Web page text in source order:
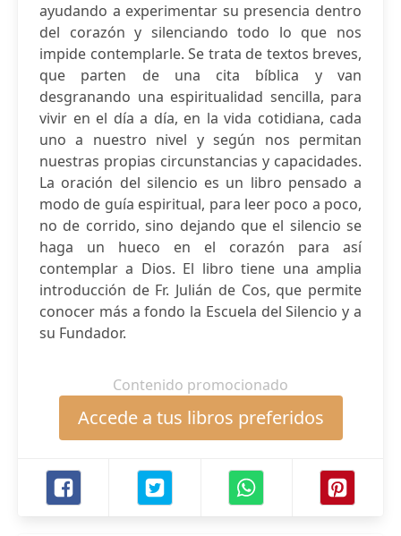
ayudando a experimentar su presencia dentro
del corazón y silenciando todo lo que nos
impide contemplarle. Se trata de textos breves,
que parten de una cita bíblica y van
desgranando una espiritualidad sencilla, para
vivir en el día a día, en la vida cotidiana, cada
uno a nuestro nivel y según nos permitan
nuestras propias circunstancias y capacidades.
La oración del silencio es un libro pensado a
modo de guía espiritual, para leer poco a poco,
no de corrido, sino dejando que el silencio se
haga un hueco en el corazón para así
contemplar a Dios. El libro tiene una amplia
introducción de Fr. Julián de Cos, que permite
conocer más a fondo la Escuela del Silencio y a
su Fundador.
Contenido promocionado
Accede a tus libros preferidos